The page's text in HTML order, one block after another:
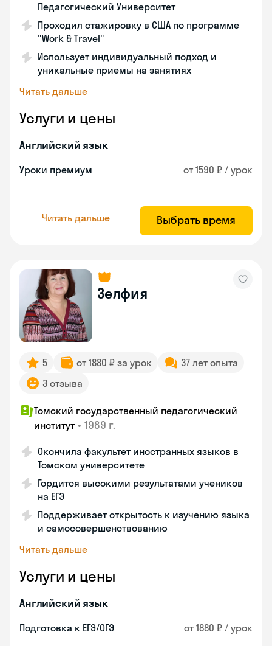
Педагогический Университет
Проходил стажировку в США по программе
"Work & Travel"
Использует индивидуальный подход и
уникальные приемы на занятиях
Читать дальше
Услуги и цены
Английский язык
Уроки премиум от 1590 ₽ / урок
Читать дальше Выбрать время
Зелфия
5 от 1880 ₽ за урок
37 лет опыта
3 отзыва
Томский государственный педагогический
институт • 1989 г.
Окончила факультет иностранных языков в
Томском университете
Гордится высокими результатами учеников
на ЕГЭ
Поддерживает открытость к изучению языка
и самосовершенствованию
Читать дальше
Услуги и цены
Английский язык
Подготовка к ЕГЭ/ОГЭ от 1880 ₽ / урок